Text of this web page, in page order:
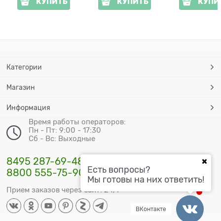
Категории
Магазин
Информация
Время работы операторов:
Пн - Пт: 9:00 - 17:30
Сб - Вс: Выходные
8495 287-69-48
8800 555-75-90
Прием заказов через сайт: 24/7
Есть вопросы?
Мы готовы на них ответить!
ВКонтакте